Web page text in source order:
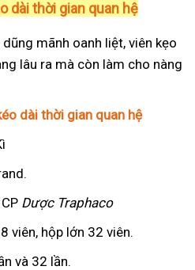
dài thời gian quan hệ
mãnh oanh liệt, viên kẹo
lâu ra mà còn làm cho nàng
dài thời gian quan hệ
Dược Traphaco
viên, hộp lớn 32 viên.
và 32 lần.